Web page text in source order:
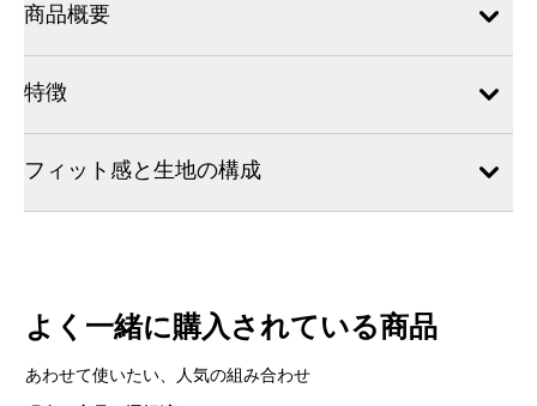
商品概要
特徴
フィット感と生地の構成
よく一緒に購入されている商品
あわせて使いたい、人気の組み合わせ